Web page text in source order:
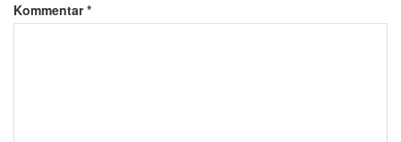
Kommentar*